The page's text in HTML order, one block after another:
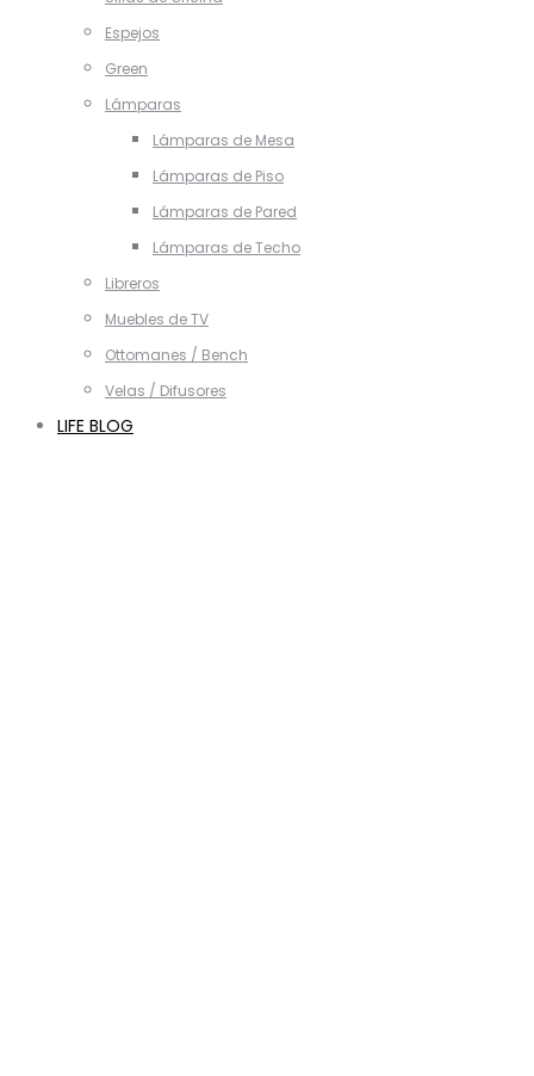
Espejos
Green
Lámparas
Lámparas de Mesa
Lámparas de Piso
Lámparas de Pared
Lámparas de Techo
Libreros
Muebles de TV
Ottomanes / Bench
Velas / Difusores
LIFE BLOG